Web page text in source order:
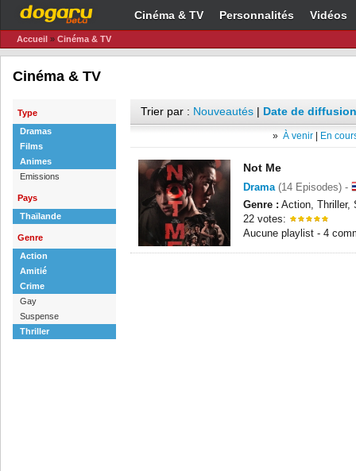
Cinéma & TV Personnalités Vidéos
Accueil » Cinéma & TV
Cinéma & TV
Type
Dramas
Films
Animes
Emissions
Pays
Thaïlande
Genre
Action
Amitié
Crime
Gay
Suspense
Thriller
Trier par : Nouveautés | Date de
» À venir En
Not Me
Drama(14 Episodes) -
Genre : Action, Thriller,
22 votes:
Aucune playlist - 4